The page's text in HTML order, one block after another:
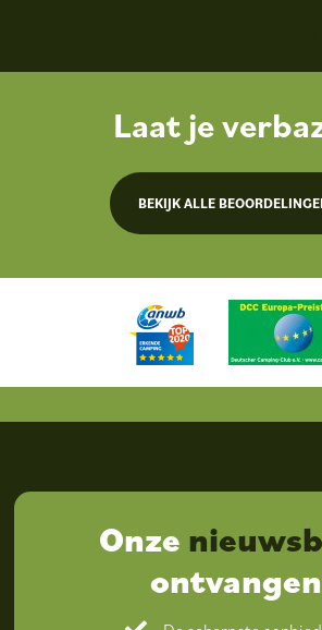
Laat je
BEKIJK ALLE
Onze